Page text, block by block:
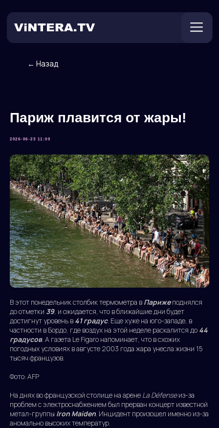
← Назад
Париж плавится от жары!
2026-06-23 11:00
В этот понедельник столбик термометра в Парижеподнялся
до отметки 39, и ожидается, что в ближайшие дни будет
достигнут уровень в 41 градус. Еще хуже на юго-западе, в
частности в Бордо, где воздух на этой неделе раскалится до 44
градусов. А газета Le Figaro напоминает, что в схожих
погодных условиях в августе 2003 года жара унесла жизни 15
тысяч французов.
Фото: AFP
На днях во французской столице на арене La Défenseиз-за
проблем с электроснабжением был прерван концерт известной
метал-группы Iron Maiden. Инцидент произошел именно из-за
аномально высоких температур.